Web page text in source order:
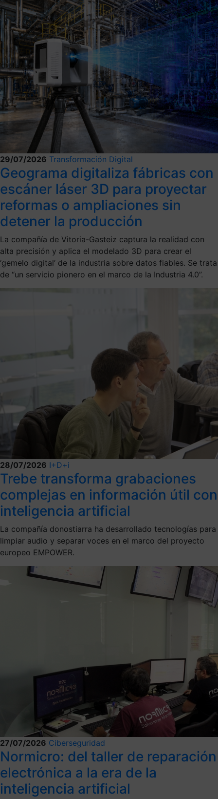
29/07/2026 Transformación Digital
Geograma digitaliza fábricas con
escáner láser 3D para proyectar
reformas o ampliaciones sin
detener la producción
La compañía de Vitoria-Gasteiz captura la realidad con
alta precisión y aplica el modelado 3D para crear el
‘gemelo digital’ de la industria sobre datos fiables. Se trata
de “un servicio pionero en el marco de la Industria 4.0”.
28/07/2026 I+D+i
Trebe transforma grabaciones
complejas en información útil con
inteligencia artificial
La compañía donostiarra ha desarrollado tecnologías para
limpiar audio y separar voces en el marco del proyecto
europeo EMPOWER.
27/07/2026 Ciberseguridad
Normicro: del taller de reparación
electrónica a la era de la
inteligencia artificial